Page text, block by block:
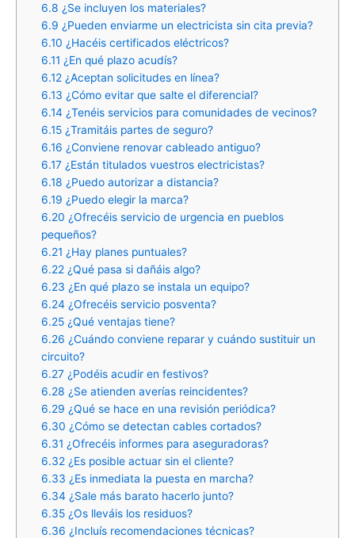
6.8 ¿Se incluyen los materiales?
6.9 ¿Pueden enviarme un electricista sin cita previa?
6.10 ¿Hacéis certificados eléctricos?
6.11 ¿En qué plazo acudís?
6.12¿Aceptan solicitudes en línea?
6.13 ¿Cómo evitar que salte el diferencial?
6.14 ¿Tenéis servicios para comunidades de vecinos?
6.15¿Tramitáis partes de seguro?
6.16 ¿Conviene renovar cableado antiguo?
6.17¿Están titulados vuestros electricistas?
6.18 ¿Puedo autorizar a distancia?
6.19 ¿Puedo elegir la marca?
6.20 ¿Ofrecéis servicio de urgencia en pueblos
pequeños?
6.21 ¿Hay planes puntuales?
6.22¿Qué pasa si dañáis algo?
6.23 ¿En qué plazo se instala un equipo?
6.24 ¿Ofrecéis servicio posventa?
6.25¿Qué ventajas tiene?
6.26 ¿Cuándo conviene reparar y cuándo sustituir un
circuito?
6.27¿Podéis acudir en festivos?
6.28 ¿Se atienden averías reincidentes?
6.29 ¿Qué se hace en una revisión periódica?
6.30 ¿Cómo se detectan cables cortados?
6.31 ¿Ofrecéis informes para aseguradoras?
6.32¿Es posible actuar sin el cliente?
6.33 ¿Es inmediata la puesta en marcha?
6.34 ¿Sale más barato hacerlo junto?
6.35¿Os lleváis los residuos?
6.36 ¿Incluís recomendaciones técnicas?